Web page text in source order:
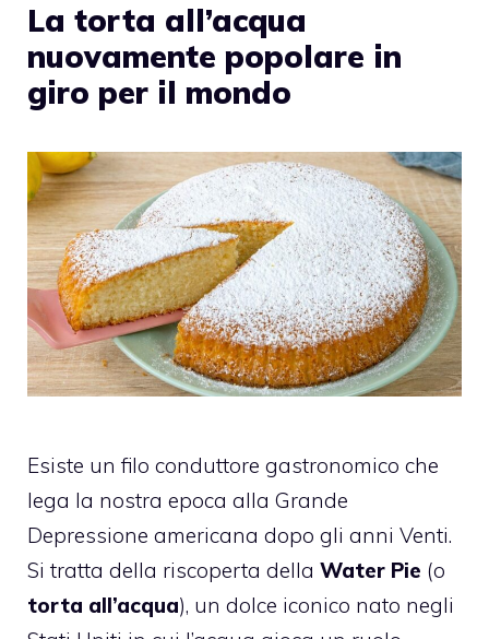
La torta all’acqua
nuovamente popolare in
giro per il mondo
Esiste un filo conduttore gastronomico che
lega la nostra epoca alla Grande
Depressione americana dopo gli anni Venti.
Si tratta della riscoperta della Water Pie (o
torta all’acqua), un dolce iconico nato negli